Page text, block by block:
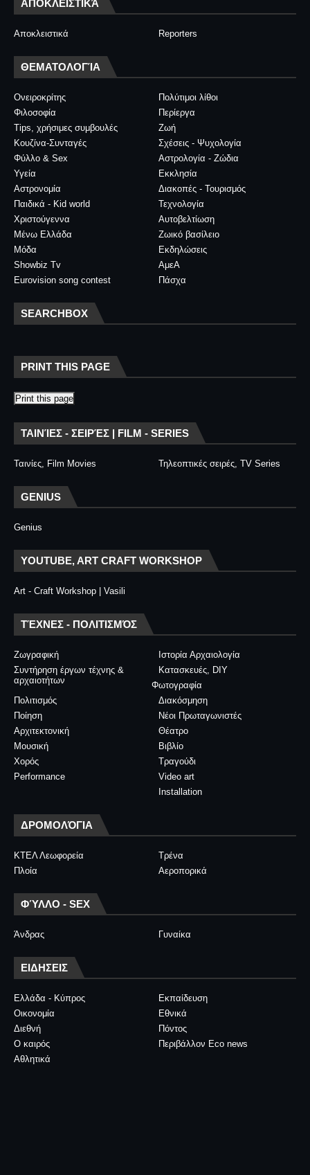
ΑΠΟΚΛΕΙΣΤΙΚΆ
Αποκλειστικά Reporters
ΘΕΜΑΤΟΛΟΓΊΑ
Ονειροκρίτης
Πολύτιμοι λίθοι
Φιλοσοφία
Περίεργα
Tips, χρήσιμες συμβουλές
Ζωή
Κουζίνα-Συνταγές
Σχέσεις - Ψυχολογία
Φύλλο & Sex
Αστρολογία - Ζώδια
Υγεία
Εκκλησία
Αστρονομία
Διακοπές - Τουρισμός
Παιδικά - Kid world
Τεχνολογία
Χριστούγεννα
Αυτοβελτίωση
Μένω Ελλάδα
Ζωικό βασίλειο
Μόδα
Εκδηλώσεις
Showbiz Tv
ΑμεΑ
Eurovision song contest
Πάσχα
SEARCHBOX
PRINT THIS PAGE
Print this page
ΤΑΙΝΊΕΣ - ΣΕΙΡΈΣ | FILM - SERIES
Ταινίες, Film Movies Τηλεοπτικές σειρές, TV Series
GENIUS
Genius
YOUTUBE, ART CRAFT WORKSHOP
Art - Craft Workshop | Vasili
ΤΈΧΝΕΣ - ΠΟΛΙΤΙΣΜΌΣ
Ζωγραφική
Ιστορία Αρχαιολογία
Συντήρηση έργων τέχνης &
αρχαιοτήτων
Κατασκευές, DIY
Φωτογραφία
Διακόσμηση
Πολιτισμός
Νέοι Πρωταγωνιστές
Ποίηση
Θέατρο
Αρχιτεκτονική
Βιβλίο
Μουσική
Τραγούδι
Χορός
Video art
Performance
Installation
ΔΡΟΜΟΛΌΓΙΑ
ΚΤΕΛ Λεωφορεία
Τρένα
Πλοία
Αεροπορικά
ΦΎΛΛΟ - SEX
Άνδρας Γυναίκα
ΕΙΔΗΣΕΙΣ
Ελλάδα - Κύπρος
Εκπαίδευση
Οικονομία
Εθνικά
Διεθνή
Πόντος
Ο καιρός
Περιβάλλον Eco news
Αθλητικά